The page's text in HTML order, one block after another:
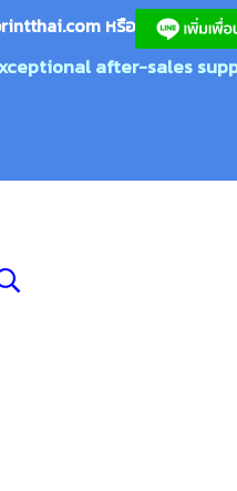
tthai.com หรือ
after-sales